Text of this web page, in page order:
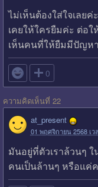
ไม่เห็นต้องใส่ใจเลย
เคยให้ใครยืมค่ะ ต่อ
เห็นคนที่ให้ยืมมีปัญห
 0
ความคิดเห็นที่ 22
at_present
01 พฤศจิกายน 2568 เว
มันอยู่ที่ตัวเราล้วนๆ
คนเป็นล้านๆ หรือแค่